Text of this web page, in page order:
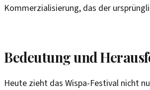
Kommerzialisierung, das der
Bedeutung und
Heute zieht das Wispa-Festival nicht